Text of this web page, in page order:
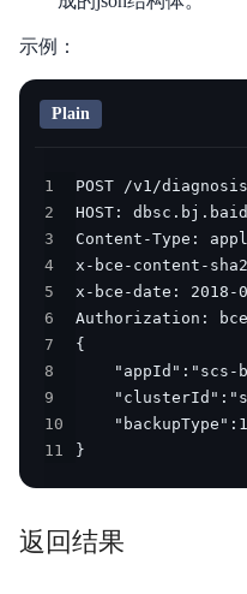
示例：
Plain
1
2
3
4
5
6
7
8
9
10
11
}
返回结果